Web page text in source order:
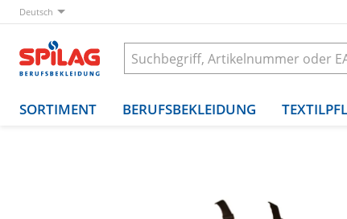
Deutsch
SORTIMENT BERUFSBEKLEIDUNG